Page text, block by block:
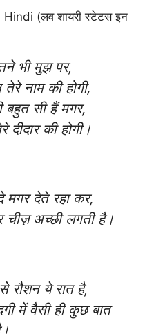
भी मुझ पर,
नाम की होगी,
बहुत सी हैं मगर,
दीदार की होगी।
मगर देते रहा कर,
चीज़ अच्छी लगती है।
रौशन ये रात है,
में वैसी ही कुछ बात